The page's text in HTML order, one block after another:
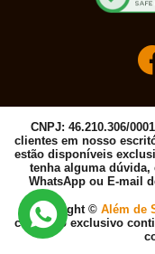
CNPJ: 46.210.306/
clientes em nosso
estão disponíveis
tenha alguma
WhatsApp ou E-mail
Copyright © Além de
conteúdo exclusivo